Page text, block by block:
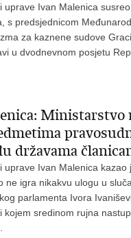
uprave Ivan Malenica
s predsjednicom
za kaznene sudove
u dvodnevnom posjetu
Ministarstvo
državama
uprave Ivan Malenica kazao
ne igra nikakvu ulogu u
parlamenta Ivora
kojem sredinom rujna